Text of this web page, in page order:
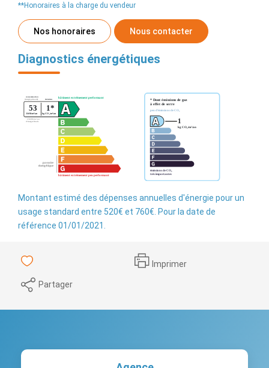
**Honoraires à la charge du vendeur
Nos honoraires Nous contacter
Diagnostics énergétiques
Montant estimé des dépenses annuelles d'énergie pour un
usage standard entre 520€ et 760€. Pour la date de
référence 01/01/2021.
Imprimer
Partager